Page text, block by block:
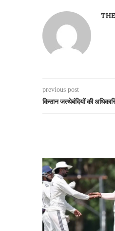
previous post
किसान जत्थेबंदियोंं की